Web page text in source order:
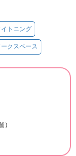
トニング
ークスペース